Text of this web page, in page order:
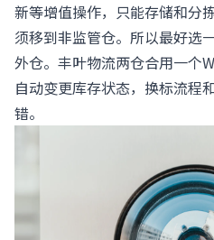
新等增值操作，只能存储和分
须移到非监管仓。所以最好选
外仓。丰叶物流两仓合用一个
自动变更库存状态，换标流程
错。